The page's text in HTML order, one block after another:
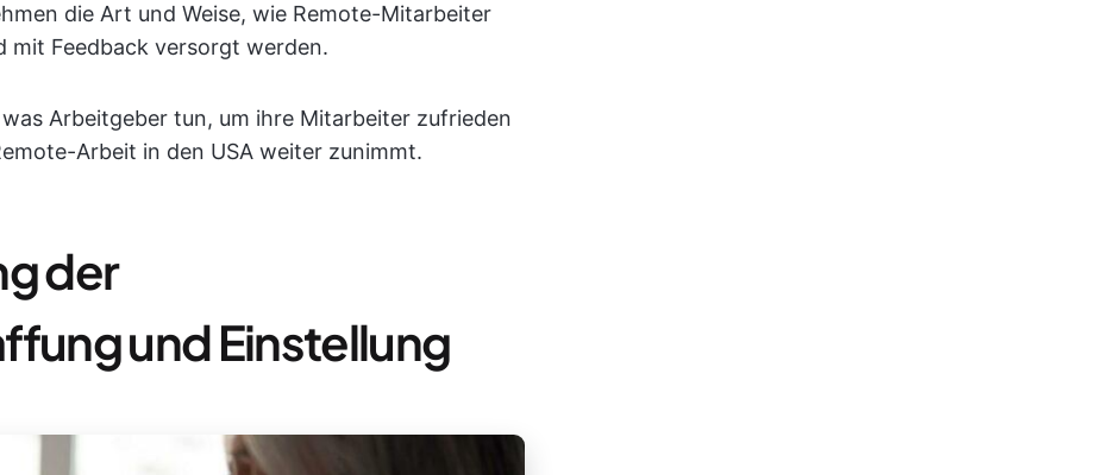
die Art und Weise, wie Remote-Mitarbeiter
Feedback versorgt werden.
Arbeitgeber tun, um ihre Mitarbeiter zufrieden
Arbeit in den USA weiter zunimmt.
der
und Einstellung